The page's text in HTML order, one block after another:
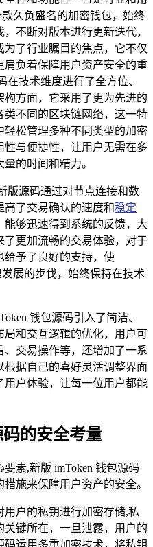
久负盛名的加密钱包，始终
不断对版本进行更新迭代，
为了行业瞩目的焦点，它不仅
负着保障用户资产安全的重
在技术维度进行了全方位、
方面，它采用了更为先进的
类不同的区块链网络，这一特
松管理多种不同类型的加密
与便捷性，让用户无需在多
的时间和精力。
版源码通过对节点连接和数
了交易确认的速度和稳定
够迅速得到系统的反馈，大
更加流畅的交易体验，对于
给予了良好的支持，使
展的步伐，始终保持在技术
钱包源码引入了简洁、
和交互逻辑的优化，用户可
交易操作等，还增加了一系
据自己的喜好灵活调整界面
户体验，让每一位用户都能
的安全考量
素,新版 imToken 钱包源码
施来保障用户资产的安全。
户的私钥进行加密存储,私
键所在，一旦泄露，用户的
运用多重加密技术，将私钥